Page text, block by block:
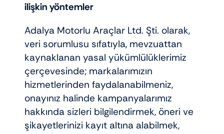
Racing motorlar
Touring ve naked
ilişkin yöntemler
Adalya Motorlu Araçlar Ltd. Şti. olarak,
veri sorumlusu sıfatıyla, mevzuattan
kaynaklanan yasal yükümlülüklerimiz
çerçevesinde; markalarımızın
hizmetlerinden faydalanabilmeniz,
onayınız halinde kampanyalarımız
hakkında sizleri bilgilendirmek, öneri ve
şikayetlerinizi kayıt altına alabilmek,